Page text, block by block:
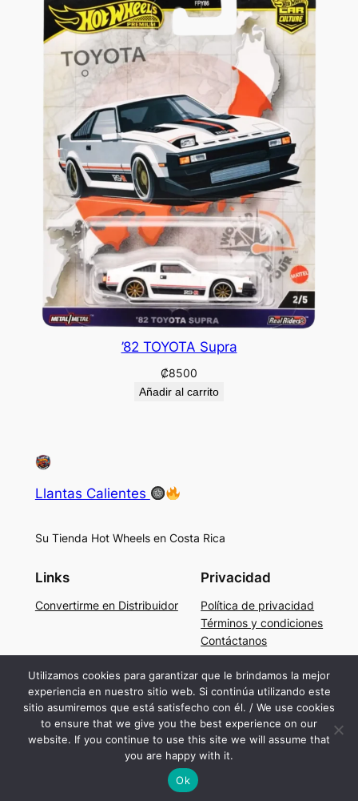
’82 TOYOTA Supra
₡8500
Añadir al carrito
Llantas Calientes
Su Tienda Hot Wheels en Costa Rica
Links
Convertirme en Distribuidor
Privacidad
Política de privacidad
Términos y condiciones
Contáctanos
Social
Facebook
Instagram
TikTok
Utilizamos cookies para garantizar que le brindamos la mejor
experiencia en nuestro sitio web. Si continúa utilizando este
sitio asumiremos que está satisfecho con él. / We use cookies
to ensure that we give you the best experience on our
website. If you continue to use this site we will assume that
you are happy with it.
Ok